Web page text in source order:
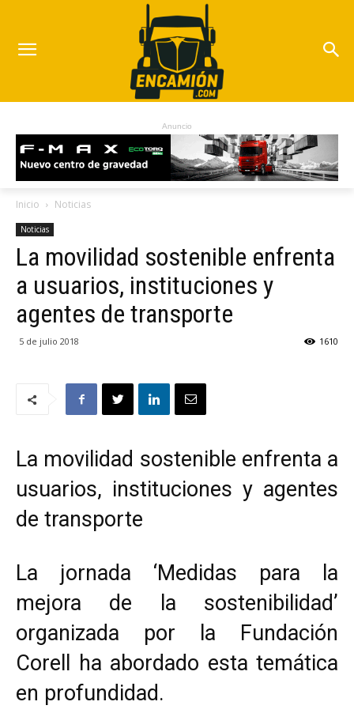
Anuncio
Inicio Noticias
Noticias
La movilidad sostenible enfrenta
a usuarios, instituciones y
agentes de transporte
5 de julio 2018 1610
La movilidad sostenible enfrenta a
usuarios, instituciones y agentes
de transporte
La jornada ‘Medidas para la
mejora de la sostenibilidad’
organizada por la Fundación
Corell ha abordado esta temática
en profundidad.